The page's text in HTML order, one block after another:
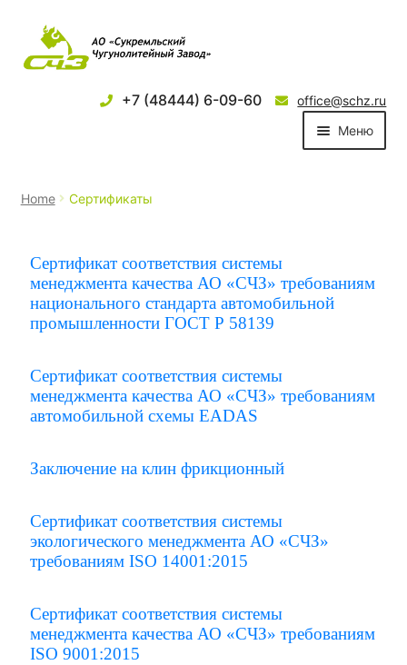
+7 (48444) 6-09-60
office@schz.ru
Меню
Новости
Партнеры
Тендеры/Реализация
Контакты
Home Сертификаты
Сертификат соответствия системы
менеджмента качества АО «СЧЗ» требованиям
национального стандарта автомобильной
промышленности ГОСТ Р 58139
Сертификат соответствия системы
менеджмента качества АО «СЧЗ» требованиям
автомобильной схемы EADAS
Заключение на клин фрикционный
Сертификат соответствия системы
экологического менеджмента АО «СЧЗ»
требованиям ISO 14001:2015
Сертификат соответствия системы
менеджмента качества АО «СЧЗ» требованиям
ISO 9001:2015